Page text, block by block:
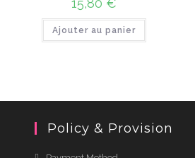
15,80 €
Ajouter au panier
Policy & Provision